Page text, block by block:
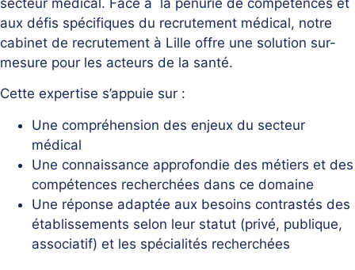
secteur médical. Face à la pénurie de compétences et
aux défis spécifiques du recrutement médical, notre
cabinet de recrutement à Lille offre une solution sur-
mesure pour les acteurs de la santé.
Cette expertise s’appuie sur :
Une compréhension des enjeux du secteur
médical
Une connaissance approfondie des métiers et des
compétences recherchées dans ce domaine
Une réponse adaptée aux besoins contrastés des
établissements selon leur statut (privé, publique,
associatif) et les spécialités recherchées